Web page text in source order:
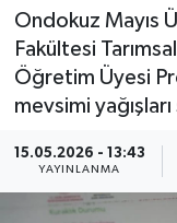
Ondokuz Mayıs
Fakültesi
Öğretim Üyesi
mevsimi
15.05.2026 - 13:43
YAYINLANMA
Bozkurt
Çatalzeytin
Cide
Daday